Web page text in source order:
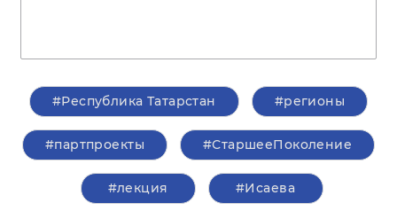
#Республика Татарстан #регионы
#партпроекты #СтаршееПоколение
#лекция #Исаева